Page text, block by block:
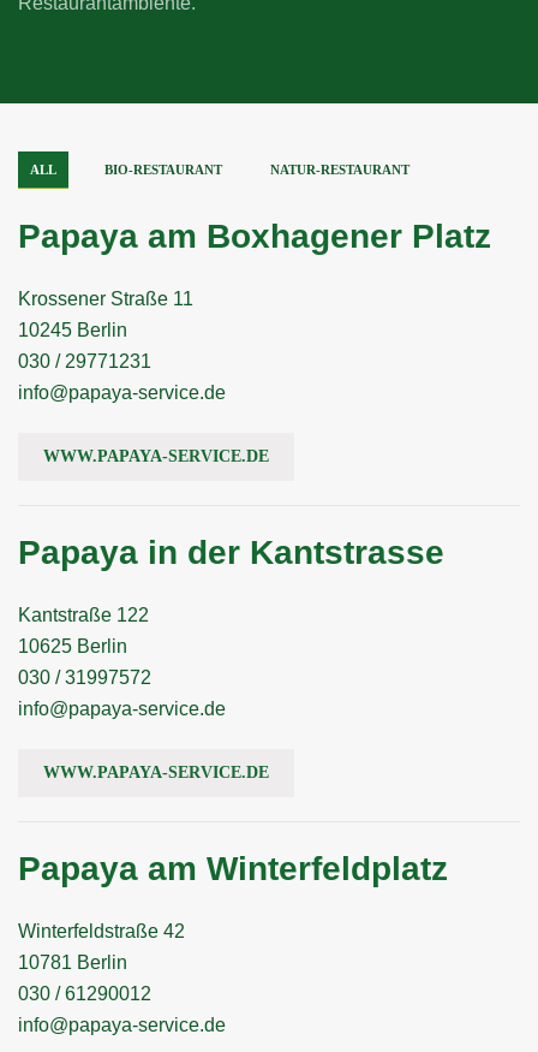
ALL BIO-RESTAURANT NATUR-RESTAURANT
Papaya am Boxhagener Platz
Krossener Straße 11
10245 Berlin
030 / 29771231
info@papaya-service.de
WWW.PAPAYA-SERVICE.DE
Papaya in der Kantstrasse
Kantstraße 122
10625 Berlin
030 / 31997572
info@papaya-service.de
WWW.PAPAYA-SERVICE.DE
Papaya am Winterfeldplatz
Winterfeldstraße 42
10781 Berlin
030 / 61290012
info@papaya-service.de